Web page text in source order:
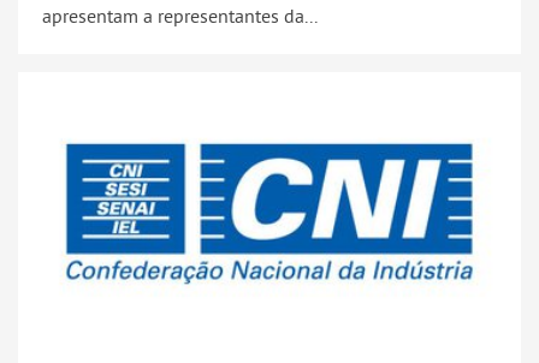
apresentam a representantes da...